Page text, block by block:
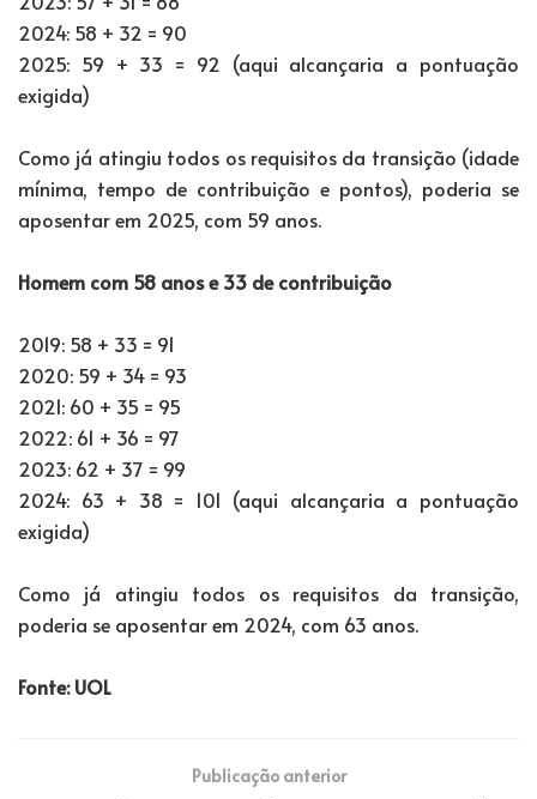
2024: 58 + 32 = 90
2025: 59 + 33 = 92 (aqui alcançaria a pontuação
exigida)
Como já atingiu todos os requisitos da transição (idade
mínima, tempo de contribuição e pontos), poderia se
aposentar em 2025, com 59 anos.
Homem com 58 anos e 33 de contribuição
2019: 58 + 33 = 91
2020: 59 + 34 = 93
2021: 60 + 35 = 95
2022: 61 + 36 = 97
2023: 62 + 37 = 99
2024: 63 + 38 = 101 (aqui alcançaria a pontuação
exigida)
Como já atingiu todos os requisitos da transição,
poderia se aposentar em 2024, com 63 anos.
Fonte: UOL
Publicação anterior